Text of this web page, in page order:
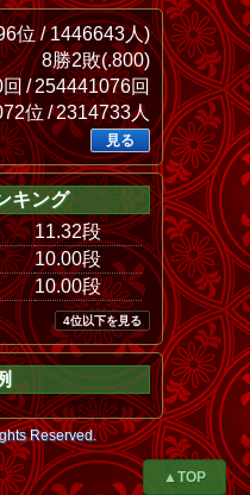
位 / 1446643人)
8勝2敗(.800)
/ 254441076回
位 / 2314733人
見る
キング
11.32段
10.00段
10.00段
4位以下を見る
Reserved.
▲TOP